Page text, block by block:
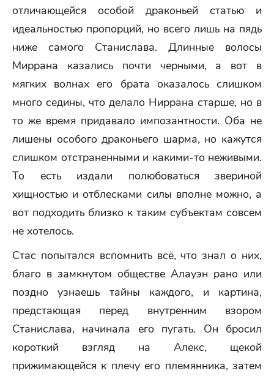
отличающейся особой драконьей статью и
идеальностью пропорций, но всего лишь на пядь
ниже самого Станислава. Длинные волосы
Миррана казались почти черными, а вот в
мягких волнах его брата оказалось слишком
много седины, что делало Ниррана старше, но в
то же время придавало импозантности. Оба не
лишены особого драконьего шарма, но кажутся
слишком отстраненными и какими-то неживыми.
То есть издали полюбоваться звериной
хищностью и отблесками силы вполне можно, а
вот подходить близко к таким субъектам совсем
не хотелось.
Стас попытался вспомнить всё, что знал о них,
благо в замкнутом обществе Алауэн рано или
поздно узнаешь тайны каждого, и картина,
предстающая перед внутренним взором
Станислава, начинала его пугать. Он бросил
короткий взгляд на Алекс, щекой
прижимающейся к плечу его племянника, затем